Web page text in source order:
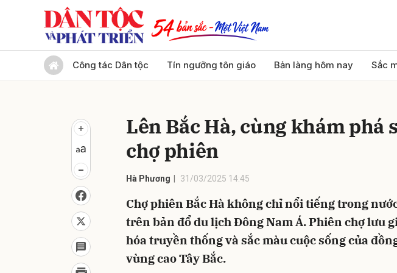
Công tác Dân tộc Tín ngưỡng tôn giáo Bản làng hôm nay Sắc
Lên Bắc Hà, cùng khám phá
chợ phiên
Hà Phương 31/03/2025 14:45
Chợ phiên Bắc Hà không chỉ nổi tiếng trong
trên bản đổ du lịch Đông Nam Á. Phiên chợ lưu
hóa truyền thống và sắc màu cuộc sống của
vùng cao Tây Bắc.
Gửi bình luận